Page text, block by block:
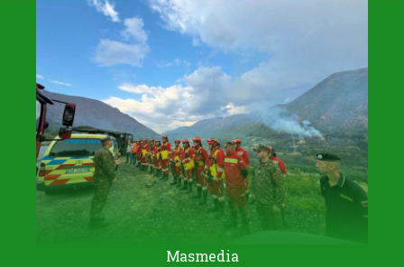
Masmedia